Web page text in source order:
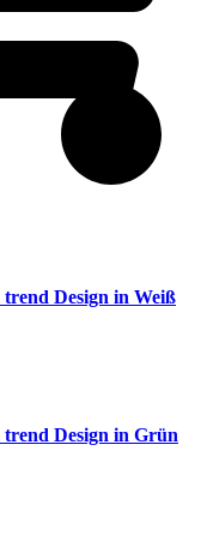
trend Design in Weiß
trend Design in Grün